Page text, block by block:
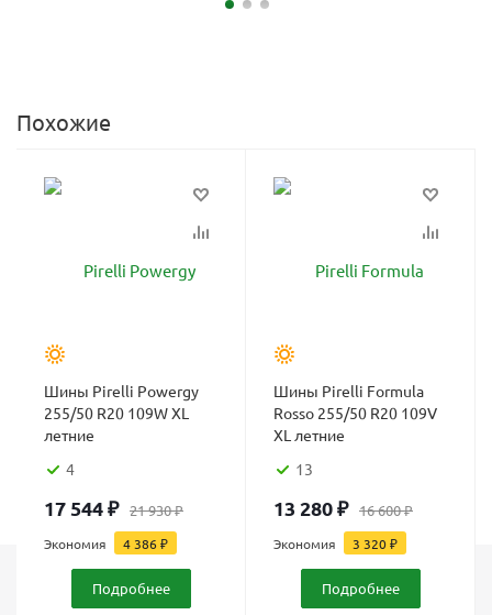
Похожие
Шины Pirelli Powergy
255/50 R20 109W XL
летние
4
17 544₽ 21 930₽
Экономия 4 386₽
Подробнее
Шины Pirelli Formula
Rosso 255/50 R20 109V
XL летние
13
13 280₽ 16 600₽
Экономия 3 320₽
Подробнее